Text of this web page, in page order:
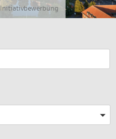
Initiativbewerbung